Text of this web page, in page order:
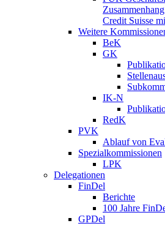
Credit Suisse
Weitere
BeK
GK
IK-N
RedK
PVK
Ablauf von
Spezialkommissionen
LPK
Delegationen
FinDel
Berichte
100 Jahre
GPDel